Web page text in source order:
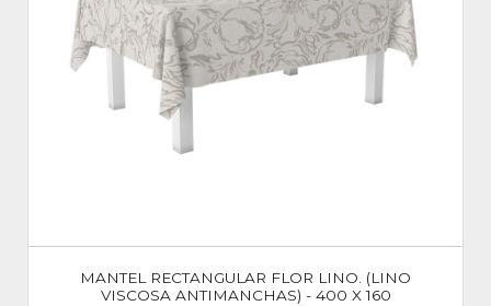
MANTEL RECTANGULAR FLOR LINO. (LINO
VISCOSA ANTIMANCHAS) - 400 X 160